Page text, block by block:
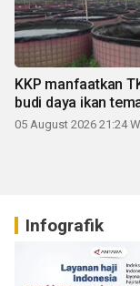
KKP manfaatkan
budi daya ikan
05 August 2026 21:24
Infografik